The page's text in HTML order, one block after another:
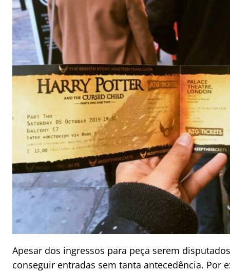
Apesar dos ingressos para peça serem
conseguir entradas sem tanta antecedência. Por